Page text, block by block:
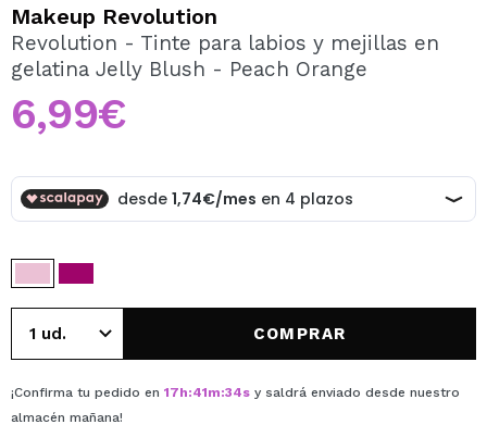
Al crear una cuenta en Maquillalia.com podrás realizar
tus compras rápidamente, revisar el estado de tus
Makeup Revolution
Revolution - Tinte para labios y mejillas en
gelatina Jelly Blush - Peach Orange
6,99€
COMPRAR
¡Confirma tu pedido en 17h:41m:34s y saldrá enviado desde nuestro
almacén mañana!